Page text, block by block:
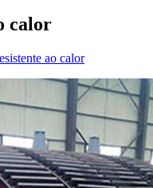
calor
ao calor